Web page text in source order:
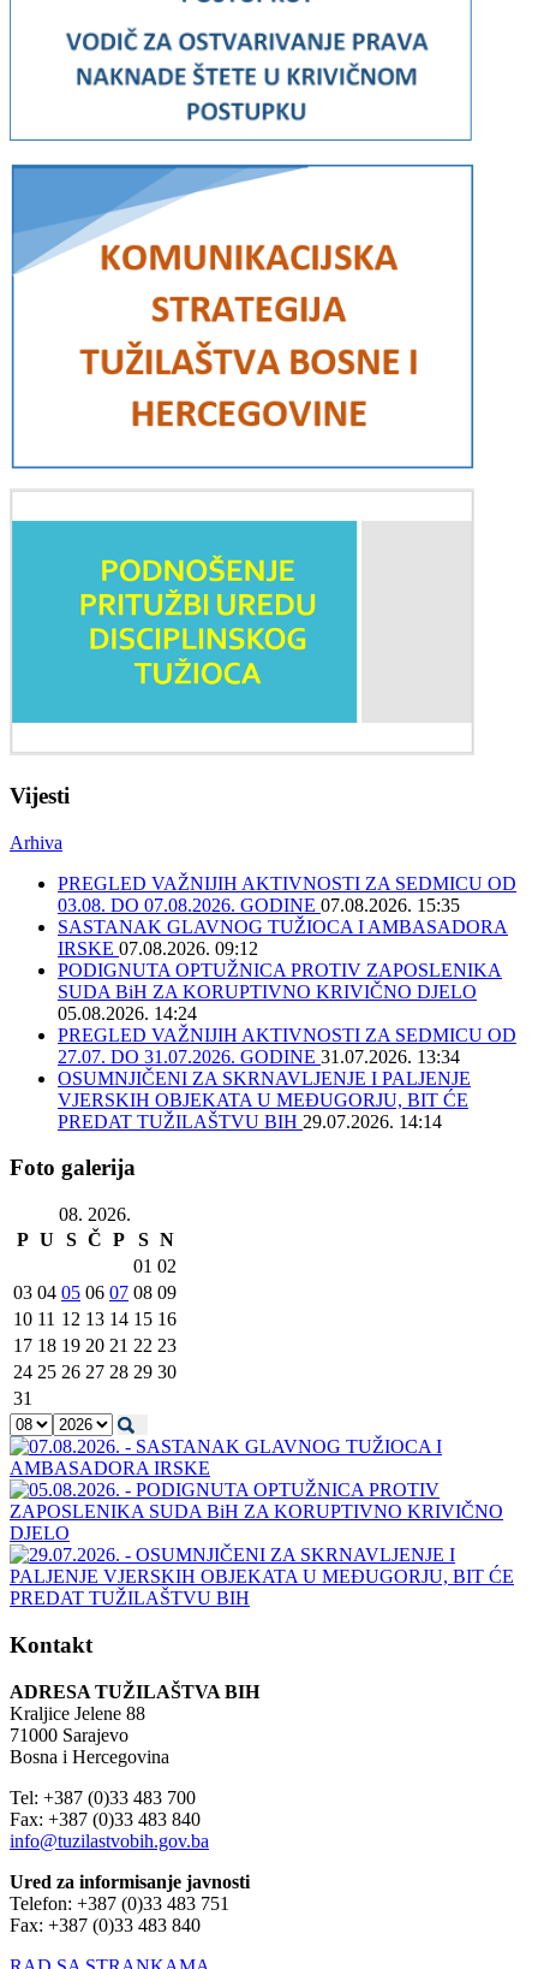
Vijesti
Arhiva
PREGLED VAŽNIJIH AKTIVNOSTI ZA SEDMICU OD
03.08. DO 07.08.2026. GODINE 07.08.2026. 15:35
SASTANAK GLAVNOG TUŽIOCA I AMBASADORA
IRSKE 07.08.2026. 09:12
PODIGNUTA OPTUŽNICA PROTIV ZAPOSLENIKA
SUDA BiH ZA KORUPTIVNO KRIVIČNO DJELO
05.08.2026. 14:24
PREGLED VAŽNIJIH AKTIVNOSTI ZA SEDMICU OD
27.07. DO 31.07.2026. GODINE 31.07.2026. 13:34
OSUMNJIČENI ZA SKRNAVLJENJE I PALJENJE
VJERSKIH OBJEKATA U MEĐUGORJU, BIT ĆE
PREDAT TUŽILAŠTVU BIH 29.07.2026. 14:14
Foto galerija
08. 2026.
P U S Č P S N
01 02
03 04 05 06 07 08 09
10 11 12 13 14 15 16
17 18 19 20 21 22 23
24 25 26 27 28 29 30
31
Kontakt
ADRESA TUŽILAŠTVA BIH
Kraljice Jelene 88
71000 Sarajevo
Bosna i Hercegovina
Tel: +387 (0)33 483 700
Fax: +387 (0)33 483 840
info@tuzilastvobih.gov.ba
Ured za informisanje javnosti
Telefon: +387 (0)33 483 751
Fax: +387 (0)33 483 840